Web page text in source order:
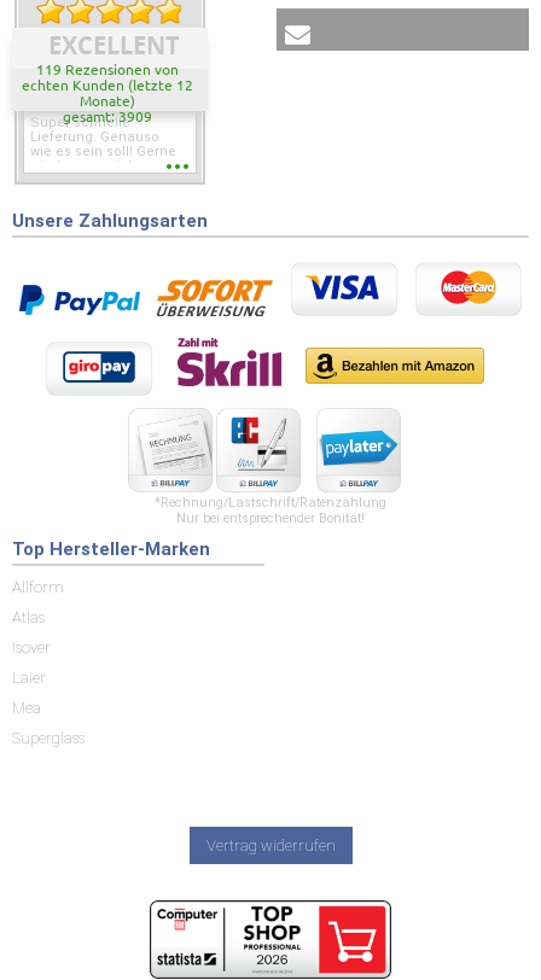
EXCELLENT
119 Rezensionen von
echten Kunden (letzte 12
Monate)
gesamt: 3909
Super schnelle
Lieferung. Genauso
wie es sein soll! Gerne
wieder wenn ich was
Unsere Zahlungsarten
*Rechnung/Lastschrift/Ratenzahlung
Nur bei entsprechender Bonität!
Top Hersteller-Marken
Allform
Atlas
Isover
Laier
Mea
Superglass
Vertrag widerrufen